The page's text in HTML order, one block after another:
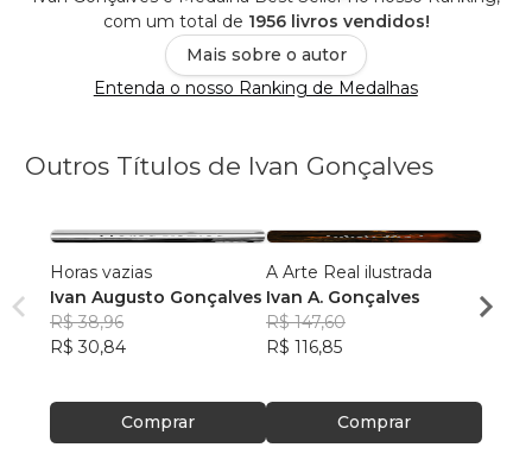
com um total de 1956 livros vendidos!
Mais sobre o autor
Entenda o nosso Ranking de Medalhas
Outros Títulos de Ivan Gonçalves
Horas vazias
Ivan Augusto Gonçalves
R$ 38,96
R$ 30,84
Comprar
A Arte Real ilustrada
Ivan A. Gonçalves
R$ 147,60
R$ 116,85
Comprar
Ivan
R$